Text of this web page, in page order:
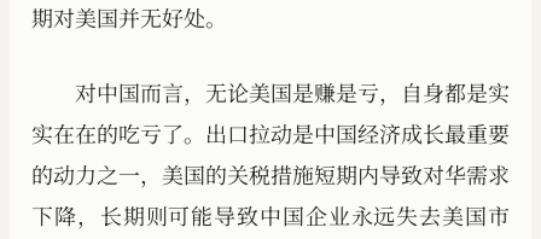
期对美国并无好处。
对中国而言，无论美国是赚是亏，自身都是实
实在在的吃亏了。出口拉动是中国经济成长最重要
的动力之一，美国的关税措施短期内导致对华需求
下降，长期则可能导致中国企业永远失去美国市